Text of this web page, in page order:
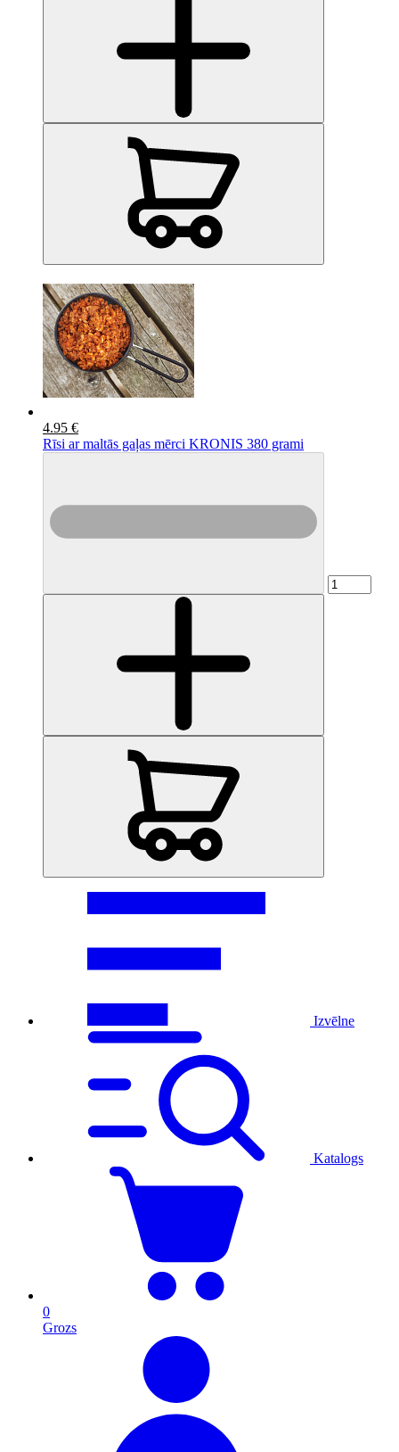
4.95 €
Rīsi ar maltās gaļas mērci KRONIS 380 grami
Izvēlne
Katalogs
0
Grozs